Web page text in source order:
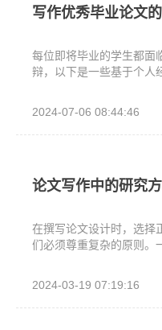
写作优秀毕业论文
每位即将毕业的学生都面
辩，以下是一些基于个人
2024-07-06 08:44:46
论文写作中的研究方
在撰写论文设计时，选择
们必须尊重复杂的原则。
2024-03-19 07:19:16